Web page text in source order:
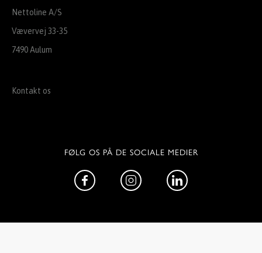
Nettoline A/S
Vævervej 33-35
7490 Aulum
Kontakt os
FØLG OS PÅ DE SOCIALE MEDIER